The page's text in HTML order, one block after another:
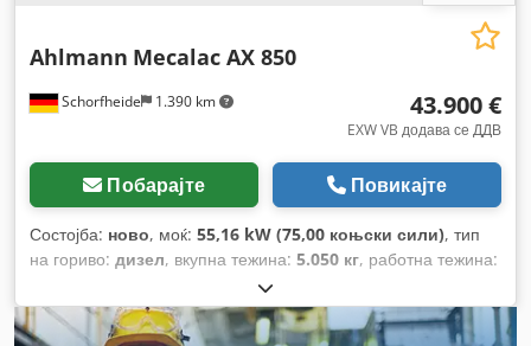
Schorfheide 1.390 km
Ahlmann Mecalac AX 850
43.900 €
EXW VB додава се ДДВ
Побарајте Повикајте
Состојба: ново, моќ: 55,16 kW (75,00 коњски сили), тип
на гориво: дизел, вкупна тежина: 5.050 кг, работна тежина:
, Година на изградба:2023
број на машина/возило:685239865, Опрема:4-во-1
лопата, UVV безбедносна проверка, кабина, палетни